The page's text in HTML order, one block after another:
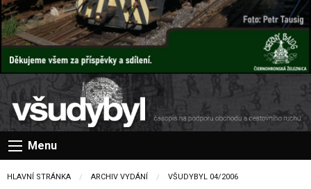
Menu
HLAVNÍ STRÁNKA ARCHIV VYDÁNÍ VŠUDYBYL 04/2006